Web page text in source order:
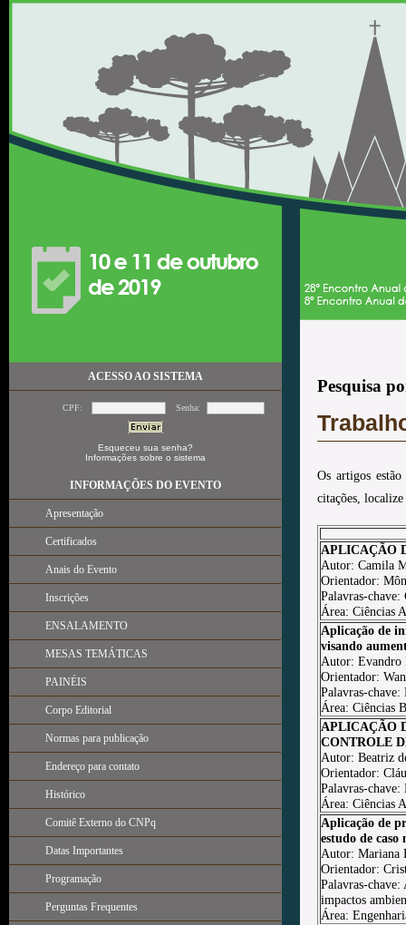
ACESSO AO SISTEMA
CPF: Senha:
Esqueceu sua senha?
Informações sobre o sistema
INFORMAÇÕES DO EVENTO
Apresentação
Certificados
Anais do Evento
Inscrições
ENSALAMENTO
MESAS TEMÁTICAS
PAINÉIS
Corpo Editorial
Normas para publicação
Endereço para contato
Histórico
Comitê Externo do CNPq
Datas Importantes
Programação
Perguntas Frequentes
Pesquisa
Os artigos
citações,
APLICAÇÃO
Autor: Camila
Orientador:
Palavras-chave:
Área: Ciências
Aplicação de
visando
Autor: Evandro
Orientador:
Palavras-
Área: Ciências
APLICAÇÃO
CONTROLE
Autor: Beatriz
Orientador:
Palavras-
Área: Ciências
Aplicação de
estudo de
Autor: Mariana
Orientador:
Palavras-chave:
impactos
Área: